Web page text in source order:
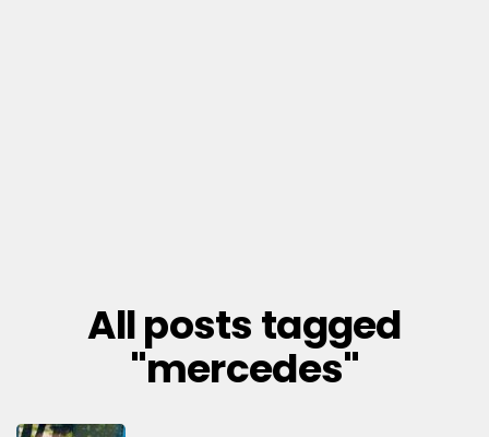
All posts tagged
"mercedes"